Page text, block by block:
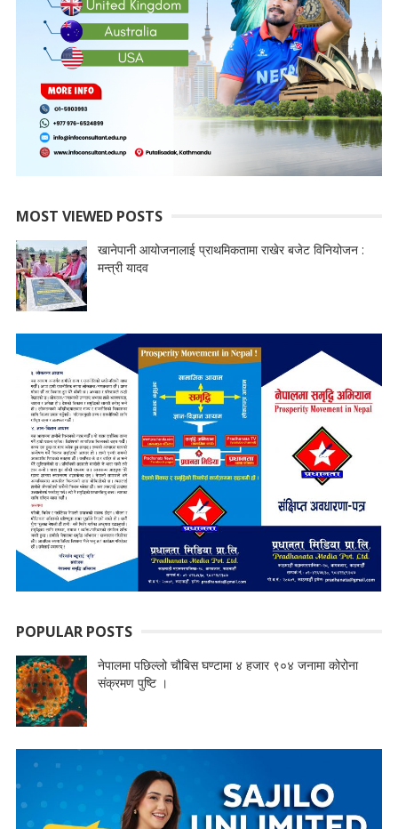
MOST VIEWED POSTS
खानेपानी आयोजनालाई प्राथमिकतामा राखेर बजेट विनियोजन :
मन्त्री यादव
POPULAR POSTS
नेपालमा पछिल्लो चौबिस घण्टामा ४ हजार ९०४ जनामा कोरोना
संक्रमण पुष्टि ।